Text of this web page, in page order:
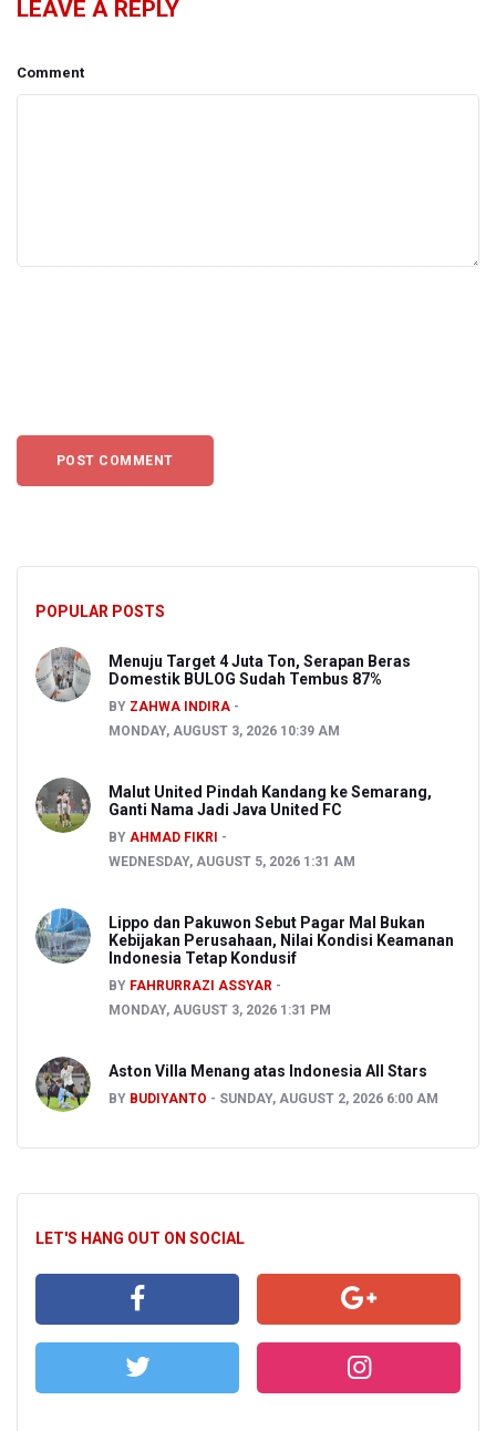
LEAVE A REPLY
Comment
POPULAR POSTS
Menuju Target 4 Juta Ton, Serapan Beras
Domestik BULOG Sudah Tembus 87%
BY ZAHWA INDIRA
MONDAY, AUGUST 3, 2026 10:39 AM
Malut United Pindah Kandang ke Semarang,
Ganti Nama Jadi Java United FC
BY AHMAD FIKRI
WEDNESDAY, AUGUST 5, 2026 1:31 AM
Lippo dan Pakuwon Sebut Pagar Mal Bukan
Kebijakan Perusahaan, Nilai Kondisi Keamanan
Indonesia Tetap Kondusif
BY FAHRURRAZI ASSYAR
MONDAY, AUGUST 3, 2026 1:31 PM
Aston Villa Menang atas Indonesia All Stars
BY BUDIYANTO SUNDAY, AUGUST 2, 2026 6:00 AM
LET'S HANG OUT ON SOCIAL